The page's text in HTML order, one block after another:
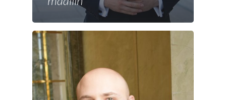
Blogi
Osallistu